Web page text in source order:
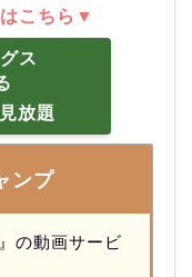
こちら▼
ス
放題
ンプ
の動画サービ